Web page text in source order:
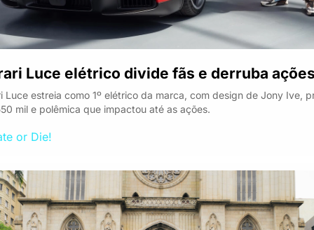
Luce elétrico divide fãs e derruba
Luce estreia como 1º elétrico da marca, com design de Jony Ive,
mil e polêmica que impactou até as ações.
or Die!